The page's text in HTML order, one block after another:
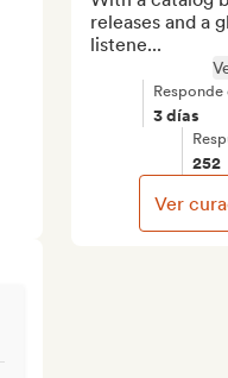
releases and a
listene...
Responde
3 días
252
Ver